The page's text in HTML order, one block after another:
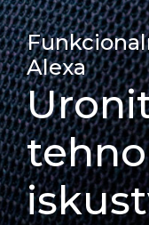
Kupi
Alexa